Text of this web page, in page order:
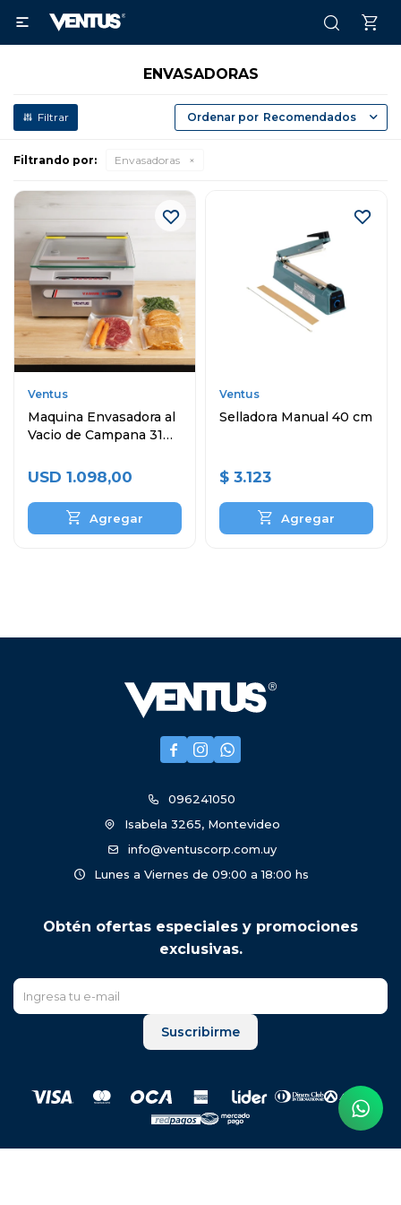

ENVASADORAS
Recomendados
Filtrando por: Envasadoras
Ventus
Maquina Envasadora al
Vacio de Campana 31
USD 1.098,00
Ventus
Selladora Manual 40 cm
$ 3.123
  
096241050
Isabela 3265, Montevideo
info@ventuscorp.com.uy
Lunes a Viernes de 09:00 a 18:00 hs
Obtén ofertas especiales y promociones
exclusivas.
Suscribirme